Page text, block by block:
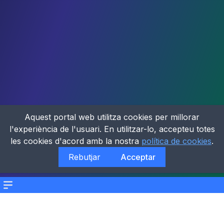
Menu
Aquest portal web utilitza cookies per millorar
l'experiència de l'usuari. En utilitzar-lo, accepteu totes
les cookies d'acord amb la nostra política de cookies.
Rebutjar
Acceptar